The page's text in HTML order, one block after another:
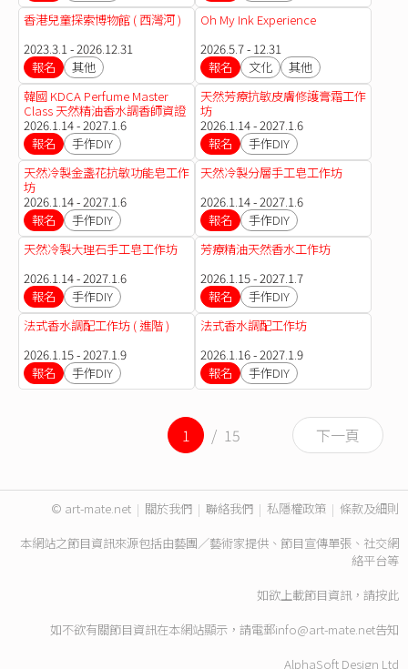
香港兒童探索博物館 ( 西灣河 )
2023.3.1 - 2026.12.31
報名
其他
Oh My Ink Experience
2026.5.7 - 12.31
報名
文化
其他
韓國 KDCA Perfume Master
Class 天然精油香水調香師資證
書課程
2026.1.14 - 2027.1.6
報名
手作DIY
天然芳療抗敏皮膚修護膏霜工作
坊
2026.1.14 - 2027.1.6
報名
手作DIY
天然冷製金盞花抗敏功能皂工作
坊
2026.1.14 - 2027.1.6
報名
手作DIY
天然冷製分層手工皂工作坊
2026.1.14 - 2027.1.6
報名
手作DIY
天然冷製大理石手工皂工作坊
2026.1.14 - 2027.1.6
報名
手作DIY
芳療精油天然香水工作坊
2026.1.15 - 2027.1.7
報名
手作DIY
法式香水調配工作坊 ( 進階 )
2026.1.15 - 2027.1.9
報名
手作DIY
法式香水調配工作坊
2026.1.16 - 2027.1.9
報名
手作DIY
1 / 15 下一頁
© art-mate.net | 關於我們 | 聯絡我們 | 私隱權政策 | 條款及細則
本網站之節目資訊來源包括由藝團／藝術家提供、節目宣傳單張、社交網
絡平台等
如欲上載節目資訊，請按此
如不欲有關節目資訊在本網站顯示，請電郵info@art-mate.net告知
AlphaSoft Design Ltd